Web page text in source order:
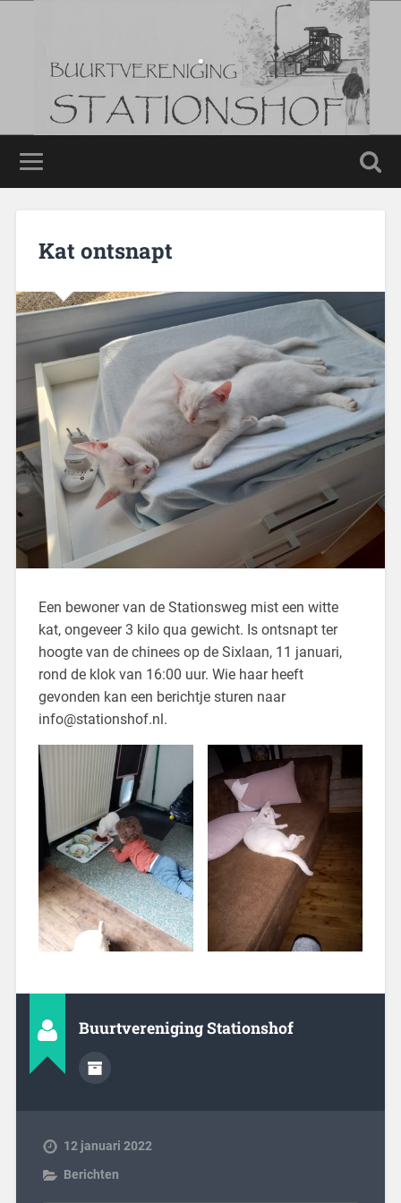
.
.
Kat ontsnapt
Een bewoner van de Stationsweg mist een witte
kat, ongeveer 3 kilo qua gewicht. Is ontsnapt ter
hoogte van de chinees op de Sixlaan, 11 januari,
rond de klok van 16:00 uur. Wie haar heeft
gevonden kan een berichtje sturen naar
info@stationshof.nl.
Buurtvereniging Stationshof
12 januari 2022
Berichten